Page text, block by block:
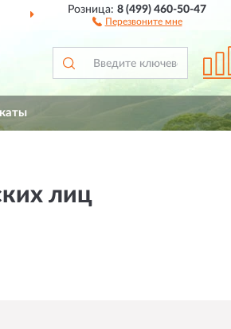
ДОСТАВИМ
Розница:8 (499) 460-50-47
Перезвоните мне
лиц